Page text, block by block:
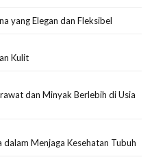
yang Elegan dan Fleksibel
Kulit
dan Minyak Berlebih di Usia
Menjaga Kesehatan Tubuh